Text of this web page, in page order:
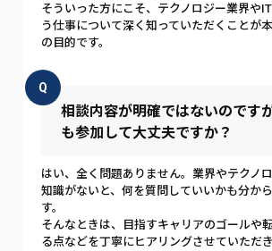
そういった方にこそ、テクノロジー業界や
う仕事について深く知っていただくことが
の目的です。
Q
相談内容が明確ではないのです
も参加して大丈夫ですか？
はい、全く問題ありません。業界やテクノ
知識がないと、何を質問していいかも分か
す。
そんなときは、目指すキャリアのゴールや
る点などを丁寧にヒアリングさせていただ